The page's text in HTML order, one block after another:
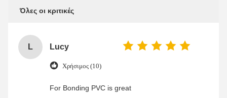
Όλες οι κριτικές
L Lucy
Χρήσιμος (10)
For Bonding PVC is great